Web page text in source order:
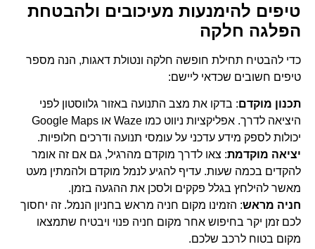
טיפים להימנעות מעיכובים ולהבטחת
הפלגה חלקה
כדי להבטיח תחילת חופשה חלקה ונטולת דאגות, הנה מספר
טיפים חשובים שכדאי ליישם:
תכנון מוקדם: בדקו את מצב התנועה באזור גלווסטון לפני
היציאה לדרך. אפליקציות ניווט כמו Waze או Google Maps
יכולות לספק מידע עדכני על עומסי תנועה ודרכים חלופיות.
יציאה מוקדמת: צאו לדרך מוקדם מהרגיל, גם אם זה אומר
להקדים בכמה שעות. עדיף להגיע לנמל מוקדם ולהמתין מעט
מאשר להילחץ בגלל פקקים ולסכן את ההגעה בזמן.
חניה מראש: הזמינו מקום חניה מראש בחניון הנמל. זה יחסוך
לכם זמן יקר בחיפוש אחר מקום חניה פנוי ויבטיח שתמצאו
מקום בטוח לרכב שלכם.